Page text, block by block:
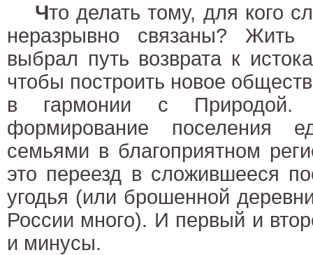
Что делать тому, для кого
неразрывно связаны?
выбрал путь возврата к
чтобы построить новое
в гармонии с
формирование поселения
семьями в благоприятном
это переезд в сложившееся
угодья (или брошенной
России много). И первый и
и минусы.